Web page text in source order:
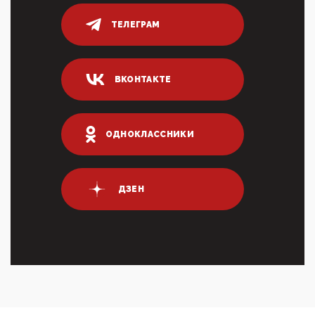
Он это ...
04:47, 10 Апреля 2026
ИНН для переводов по СБП это первый шаг из
логических двухЗаполнение ИНН при любых
переводах по ...
03:35, 10 Апреля 2026
крупных банках по итогам 2025 года превысило 63
млрд руб. ...
03:01, 10 Апреля 2026
Террорист и убийца Буданов вальяжно сообщил,
что союзники просили Киев не наносить удары по
энергети...
01:54, 10 Апреля 2026
ТЕЛЕГРАМ
ВКОНТАКТЕ
ОДНОКЛАССНИКИ
ДЗЕН